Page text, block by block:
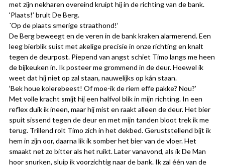
met zijn nekharen overeind kruipt hij in de richting van de bank.
‘Plaats!’ brult De Berg.
´Op de plaats smerige straathond!’
De Berg beweegt en de veren in de bank kraken alarmerend. Een
leeg bierblik suist met akelige precisie in onze richting en knalt
tegen de deurpost. Piepend van angst schiet Timo langs me heen
de bijkeuken in. Ik posteer me grommend in de deur. Hoewel ik
weet dat hij niet op zal staan, nauwelijks op kán staan.
‘Bek houe kolerebeest! Of moe-ik de riem effe pakke? Nou?’
Met volle kracht smijt hij een halfvol blik in mijn richting. In een
reflex duik ik ineen, maar hij mist en raakt alleen de deur. Het bier
spuit sissend tegen de deur en met mijn tanden bloot trek ik me
terug. Trillend rolt Timo zich in het dekbed. Geruststellend bijt ik
hem in zijn oor, daarna lik ik somber het bier van de vloer. Het
smaakt net zo bitter als het ruikt. Later vanavond, als ik De Man
hoor snurken, sluip ik voorzichtig naar de bank. Ik zal één van de